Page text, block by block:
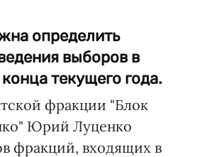
определить
выборов в
текущего года.
фракции "Блок
Юрий Луценко
фракций, входящих в